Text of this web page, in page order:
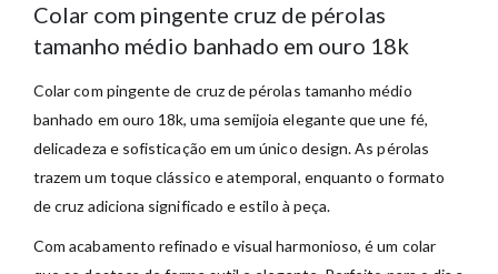
Colar com pingente cruz de pérolas
tamanho médio banhado em ouro 18k
Colar com pingente de cruz de pérolas tamanho médio
banhado em ouro 18k, uma semijoia elegante que une fé,
delicadeza e sofisticação em um único design. As pérolas
trazem um toque clássico e atemporal, enquanto o formato
de cruz adiciona significado e estilo à peça.
Com acabamento refinado e visual harmonioso, é um colar